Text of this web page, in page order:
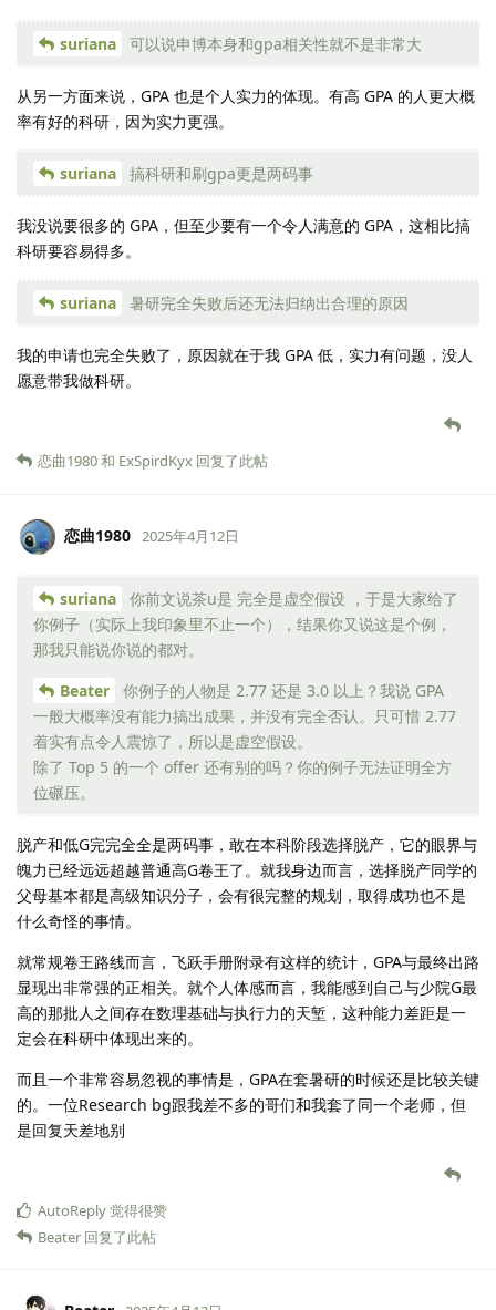
suriana 可以说申博本身和gpa相关性就不是非常大
从另一方面来说，GPA 也是个人实力的体现。有高 GPA 的人更大概
率有好的科研，因为实力更强。
suriana 搞科研和刷gpa更是两码事
我没说要很多的 GPA，但至少要有一个令人满意的 GPA，这相比搞
科研要容易得多。
suriana 暑研完全失败后还无法归纳出合理的原因
我的申请也完全失败了，原因就在于我 GPA 低，实力有问题，没人
愿意带我做科研。
恋曲1980和 ExSpirdKyx 回复了此帖
恋曲1980 2025年4月12日
suriana
你前文说茶u是 完全是虚空假设 ，于是大家给了
你例子（实际上我印象里不止一个），结果你又说这是个例，
那我只能说你说的都对。
Beater
你例子的人物是 2.77 还是 3.0 以上？我说 GPA
一般大概率没有能力搞出成果，并没有完全否认。只可惜 2.77
着实有点令人震惊了，所以是虚空假设。
除了 Top 5 的一个 offer 还有别的吗？你的例子无法证明全方
位碾压。
脱产和低G完完全全是两码事，敢在本科阶段选择脱产，它的眼界与
魄力已经远远超越普通高G卷王了。就我身边而言，选择脱产同学的
父母基本都是高级知识分子，会有很完整的规划，取得成功也不是
什么奇怪的事情。
就常规卷王路线而言，飞跃手册附录有这样的统计，GPA与最终出路
显现出非常强的正相关。就个人体感而言，我能感到自己与少院G最
高的那批人之间存在数理基础与执行力的天堑，这种能力差距是一
定会在科研中体现出来的。
而且一个非常容易忽视的事情是，GPA在套暑研的时候还是比较关键
的。一位Research bg跟我差不多的哥们和我套了同一个老师，但
是回复天差地别
AutoReply觉得很赞
Beater 回复了此帖